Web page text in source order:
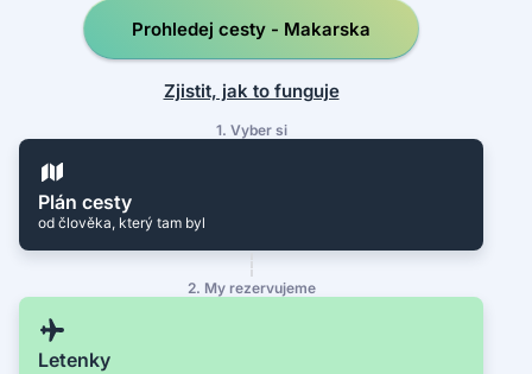
Prohledej cesty - Makarska
Zjistit, jak to funguje
1. Vyber si
Plán cesty
od člověka, který tam byl
2. My rezervujeme
Letenky